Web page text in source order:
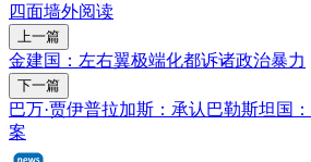
四面墙外阅读
上一篇
金建国：左右翼极端化都诉诸政治暴力
下一篇
巴万·贾伊普拉加斯：承认巴勒斯坦国
案